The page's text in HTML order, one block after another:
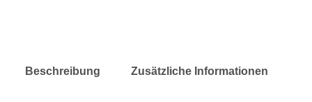
Beschreibung Zusätzliche Informationen